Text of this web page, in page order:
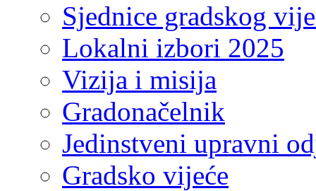
Sjednice gradskog
Lokalni izbori 2025
Vizija i misija
Gradonačelnik
Jedinstveni upravni
Gradsko vijeće